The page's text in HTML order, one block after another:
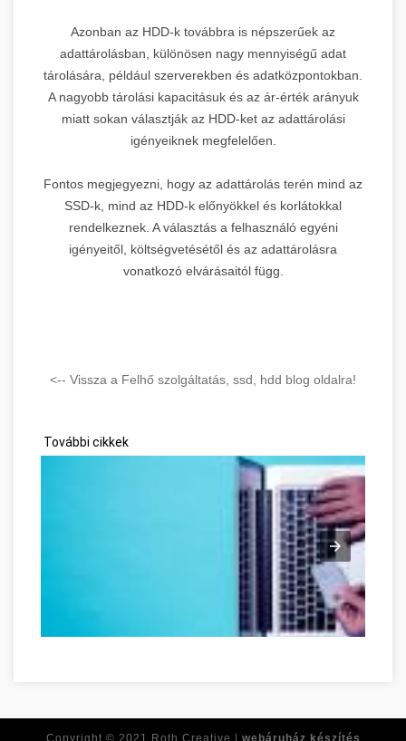
Azonban az HDD-k továbbra is népszerűek az
adattárolásban, különösen nagy mennyiségű adat
tárolására, például szerverekben és adatközpontokban.
A nagyobb tárolási kapacitásuk és az ár-érték arányuk
miatt sokan választják az HDD-ket az adattárolási
igényeiknek megfelelően.
Fontos megjegyezni, hogy az adattárolás terén mind az
SSD-k, mind az HDD-k előnyökkel és korlátokkal
rendelkeznek. A választás a felhasználó egyéni
igényeitől, költségvetésétől és az adattárolásra
vonatkozó elvárásaitól függ.
<-- Vissza a Felhő szolgáltatás, ssd, hdd blog oldalra!
További cikkek
Copyright © 2021 Roth Creative | webáruház készítés